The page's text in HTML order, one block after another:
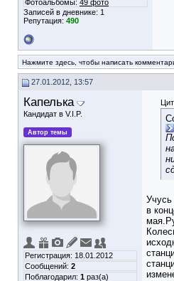
Фотоальбомы: 49 фото
Записей в дневнике: 1
Репутация: 490
Нажмите здесь, чтобы написать
27.01.2012, 13:57
Капелька
Кандидат в V.I.P.
Автор темы
Регистрация: 18.01.2012
Сообщений: 2
Поблагодарил: 1 раз(а)
в